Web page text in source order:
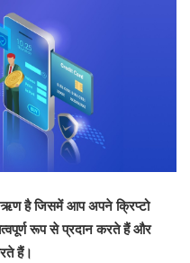
है जिसमें आप अपने क्रिप्टो
रूप से प्रदान करते हैं और
हैं।